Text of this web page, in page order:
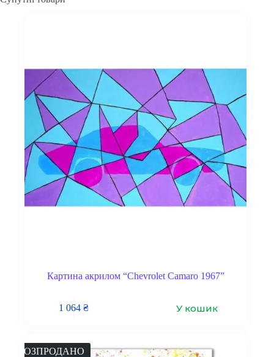
Картина акрилом “Chevrolet Camaro 1967”
1 064₴ У кошик
РОЗПРОДАНО